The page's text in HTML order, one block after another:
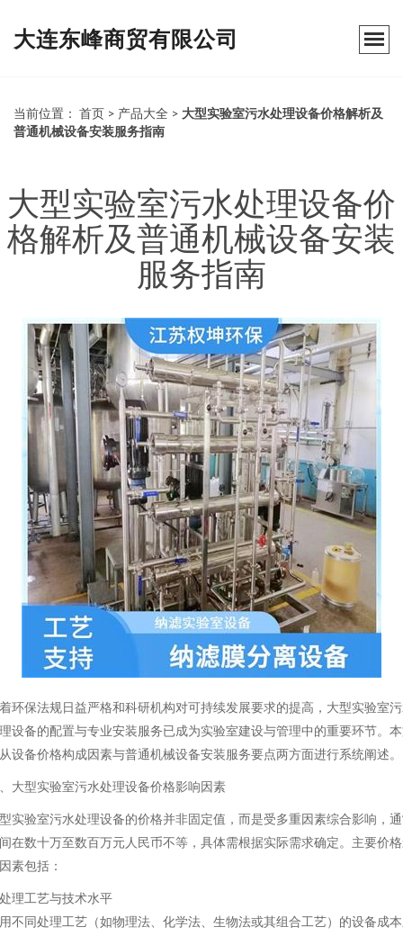
大连东峰商贸有限公司
当前位置： 首页 > 产品大全 > 大型实验室污水处理设备价格解析及
普通机械设备安装服务指南
大型实验室污水处理设备价
格解析及普通机械设备安装
服务指南
环保法规日益严格和科研机构对可持续发展要求的提高，大型实验室
设备的配置与专业安装服务已成为实验室建设与管理中的重要环节。
设备价格构成因素与普通机械设备安装服务要点两方面进行系统阐述。
大型实验室污水处理设备价格影响因素
实验室污水处理设备的价格并非固定值，而是受多重因素综合影响，
在数十万至数百万元人民币不等，具体需根据实际需求确定。主要价
素包括：
理工艺与技术水平
不同处理工艺（如物理法、化学法、生物法或其组合工艺）的设备成